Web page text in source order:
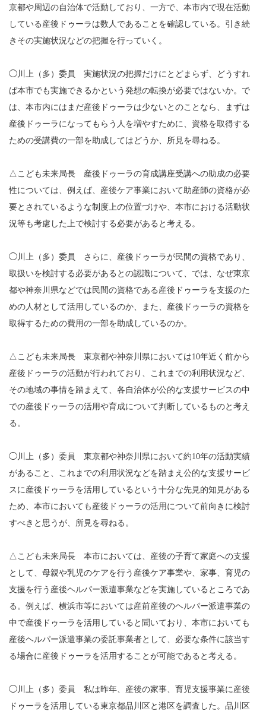
京都や周辺の自治体で活動しており、一方で、本市内で現在活動
している産後ドゥーラは数人であることを確認している。引き続
きその実施状況などの把握を行っていく。
◯川上（多）委員 実施状況の把握だけにとどまらず、どうすれ
ば本市でも実施できるかという発想の転換が必要ではないか。で
は、本市内にはまだ産後ドゥーラは少ないとのことなら、まずは
産後ドゥーラになってもらう人を増やすために、資格を取得する
ための受講費の一部を助成してはどうか、所見を尋ねる。
△こども未来局長 産後ドゥーラの育成講座受講への助成の必要
性については、例えば、産後ケア事業において助産師の資格が必
要とされているような制度上の位置づけや、本市における活動状
況等も考慮した上で検討する必要があると考える。
◯川上（多）委員 さらに、産後ドゥーラが民間の資格であり、
取扱いを検討する必要があるとの認識について、では、なぜ東京
都や神奈川県などでは民間の資格である産後ドゥーラを支援のた
めの人材として活用しているのか、また、産後ドゥーラの資格を
取得するための費用の一部を助成しているのか。
△こども未来局長 東京都や神奈川県においては10年近く前から
産後ドゥーラの活動が行われており、これまでの利用状況など、
その地域の事情を踏まえて、各自治体が公的な支援サービスの中
での産後ドゥーラの活用や育成について判断しているものと考え
る。
◯川上（多）委員 東京都や神奈川県において約10年の活動実績
があること、これまでの利用状況などを踏まえ公的な支援サービ
スに産後ドゥーラを活用しているという十分な先見的知見がある
ため、本市においても産後ドゥーラの活用について前向きに検討
すべきと思うが、所見を尋ねる。
△こども未来局長 本市においては、産後の子育て家庭への支援
として、母親や乳児のケアを行う産後ケア事業や、家事、育児の
支援を行う産後ヘルパー派遣事業などを実施しているところであ
る。例えば、横浜市等においては産前産後のヘルパー派遣事業の
中で産後ドゥーラを活用していると聞いており、本市においても
産後ヘルパー派遣事業の委託事業者として、必要な条件に該当す
る場合に産後ドゥーラを活用することが可能であると考える。
◯川上（多）委員 私は昨年、産後の家事、育児支援事業に産後
ドゥーラを活用している東京都品川区と港区を調査した。品川区